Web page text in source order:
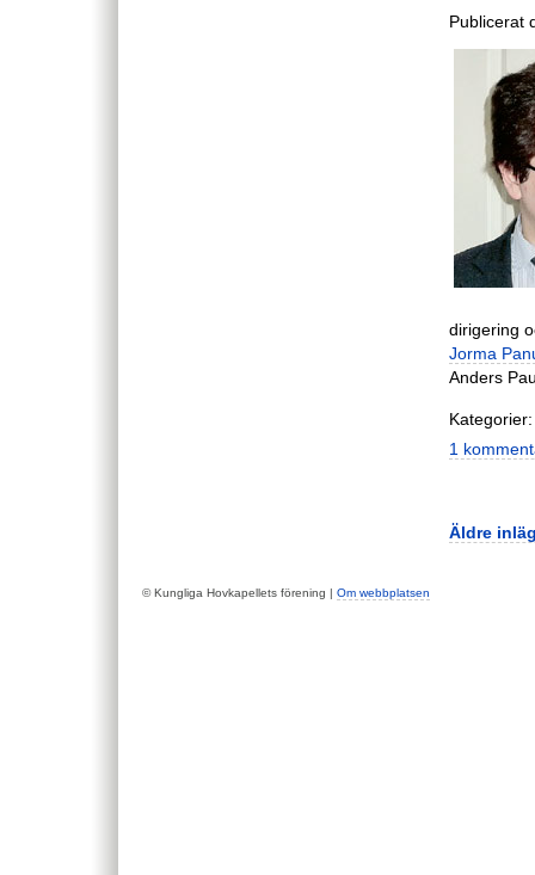
Publicerat
dirigering
Jorma
Anders
Kategorier:
1
Äldre
© Kungliga Hovkapellets förening | Om webbplatsen